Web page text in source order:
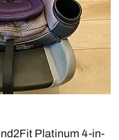
Platinum 4-in-